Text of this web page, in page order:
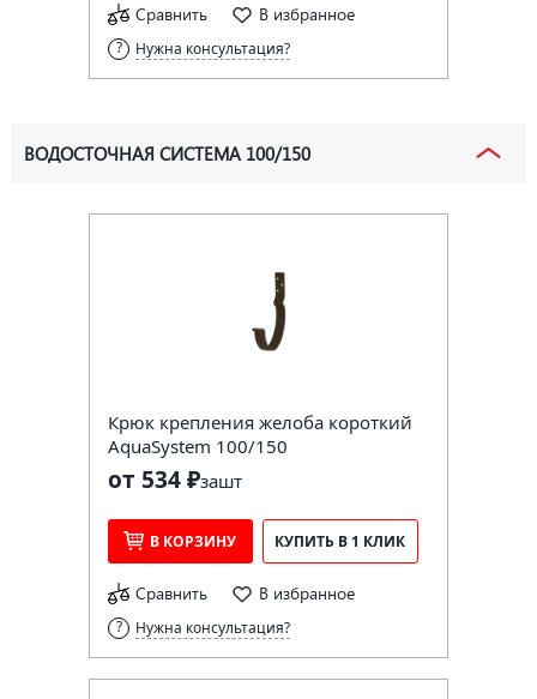
Сравнить В избранное
Нужна консультация?
ВОДОСТОЧНАЯ СИСТЕМА 100/150
Крюк крепления желоба короткий
AquaSystem 100/150
от 534 ₽зашт
В КОРЗИНУ КУПИТЬ В 1 КЛИК
Сравнить В избранное
Нужна консультация?